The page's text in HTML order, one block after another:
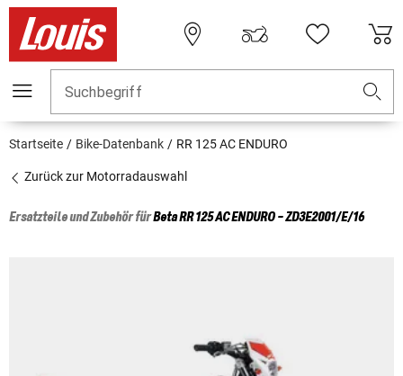
Suchbegriff
Startseite Bike-Datenbank RR 125 AC ENDURO
Zurück zur Motorradauswahl
Ersatzteile und Zubehör fürBetaRR 125 AC ENDURO - ZD3E2001/E/16